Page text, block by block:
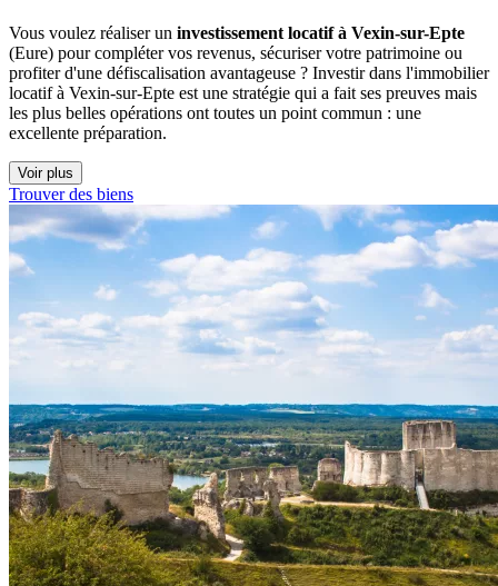
Vous voulez réaliser un investissement locatif à Vexin-sur-Epte
(Eure) pour compléter vos revenus, sécuriser votre patrimoine ou
profiter d'une défiscalisation avantageuse ? Investir dans l'immobilier
locatif à Vexin-sur-Epte est une stratégie qui a fait ses preuves mais
les plus belles opérations ont toutes un point commun : une
excellente préparation.
Voir plus
Trouver des biens